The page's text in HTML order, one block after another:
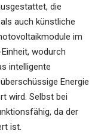
die
auch künstliche
im
wodurch
intelligente
Energie
wird. Selbst bei
da der
ist.